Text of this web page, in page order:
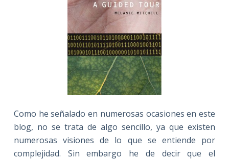
Como he señalado en numerosas ocasiones en este
blog, no se trata de algo sencillo, ya que existen
numerosas visiones de lo que se entiende por
complejidad. Sin embargo he de decir que el